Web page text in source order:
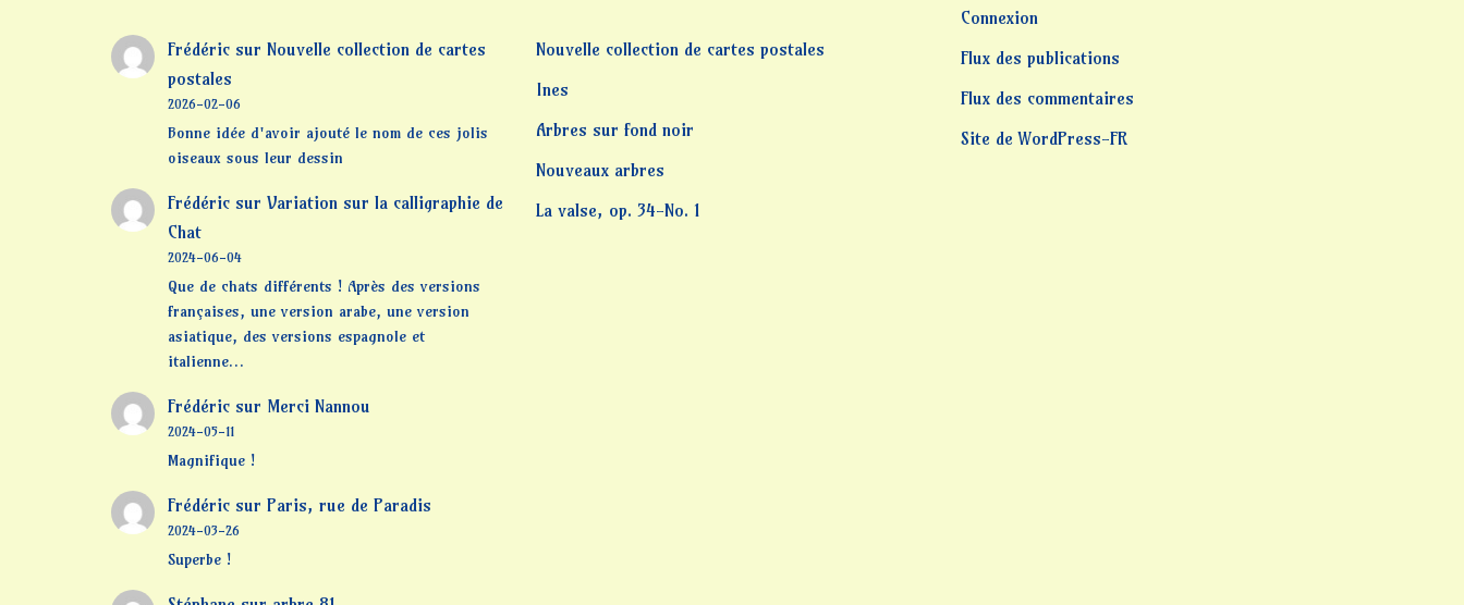
Frédéric sur Nouvelle collection de cartes
postales
2026-02-06
Bonne idée d'avoir ajouté le nom de ces jolis
oiseaux sous leur dessin
Frédéric sur Variation sur la calligraphie de
Chat
2024-06-04
Que de chats différents ! Après des versions
françaises, une version arabe, une version
asiatique, des versions espagnole et
italienne…
Frédéric sur Merci Nannou
2024-05-11
Magnifique !
Frédéric sur Paris, rue de Paradis
2024-03-26
Superbe !
Nouvelle collection de cartes postales
Ines
Arbres sur fond noir
Nouveaux arbres
La valse, op. 34-No. 1
Connexion
Flux des publications
Flux des commentaires
Site de WordPress-FR